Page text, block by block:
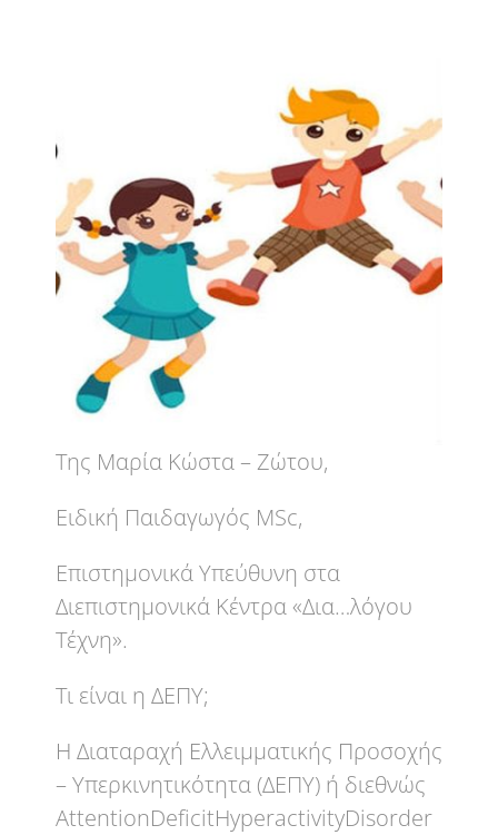
Της Μαρία Κώστα – Ζώτου,
Ειδική Παιδαγωγός MSc,
Επιστημονικά Υπεύθυνη στα
Διεπιστημονικά Κέντρα «Δια…λόγου
Τέχνη».
Τι είναι η ΔΕΠΥ;
Η Διαταραχή Ελλειμματικής Προσοχής
– Υπερκινητικότητα (ΔΕΠΥ) ή διεθνώς
AttentionDeficitHyperactivityDisorder